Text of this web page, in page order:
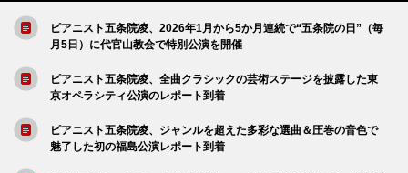
ピアニスト五条院凌、2026年1月から5か月連続で“五条院の日”（毎
月5日）に代官山教会で特別公演を開催
ピアニスト五条院凌、全曲クラシックの芸術ステージを披露した東
京オペラシティ公演のレポート到着
ピアニスト五条院凌、ジャンルを超えた多彩な選曲＆圧巻の音色で
魅了した初の福島公演レポート到着